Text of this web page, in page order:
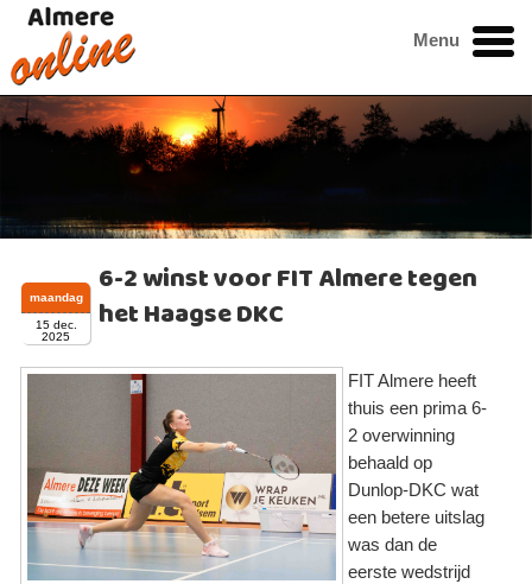
Menu
6-2 winst voor FIT Almere tegen
het Haagse DKC
maandag
15 dec.
2025
FIT Almere heeft
thuis een prima 6-
2 overwinning
behaald op
Dunlop-DKC wat
een betere uitslag
was dan de
eerste wedstrijd